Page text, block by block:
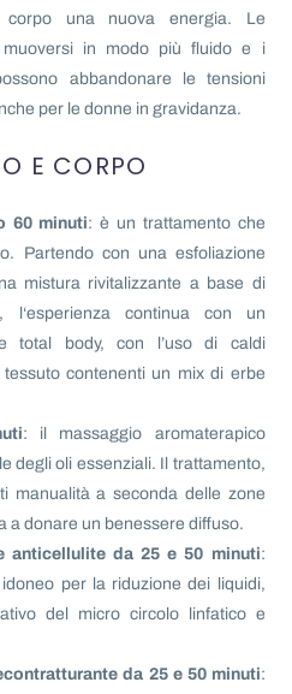
corpo una nuova energia. Le
muoversi in modo più fluido e i
abbandonare le tensioni
per le donne in gravidanza.
E CORPO
60 minuti: è un trattamento che
Partendo con una esfoliazione
mistura rivitalizzante a base di
l‘esperienza continua con un
total body, con l’uso di caldi
contenenti un mix di erbe
: il massaggio aromaterapico
degli oli essenziali. Il trattamento,
manualità a seconda delle zone
a donare un benessere diffuso.
anticellulite da 25 e 50 minuti:
per la riduzione dei liquidi,
del micro circolo linfatico e
da 25 e 50 minuti: